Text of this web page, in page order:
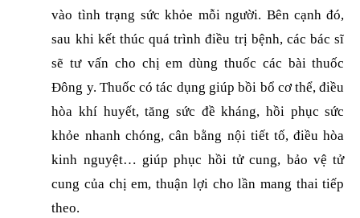
vào tình trạng sức khỏe mỗi người. Bên cạnh đó,
sau khi kết thúc quá trình điều trị bệnh, các bác sĩ
sẽ tư vấn cho chị em dùng thuốc các bài thuốc
Đông y. Thuốc có tác dụng giúp bồi bổ cơ thể, điều
hòa khí huyết, tăng sức đề kháng, hồi phục sức
khỏe nhanh chóng, cân bằng nội tiết tố, điều hòa
kinh nguyệt… giúp phục hồi tử cung, bảo vệ tử
cung của chị em, thuận lợi cho lần mang thai tiếp
theo.